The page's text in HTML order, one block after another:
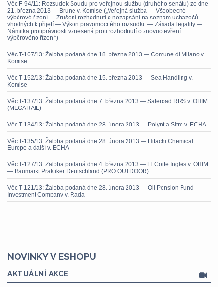
Věc F-94/11: Rozsudek Soudu pro veřejnou službu (druhého senátu) ze dne
21. března 2013 — Brune v. Komise („Veřejná služba — Všeobecné
výběrové řízení — Zrušení rozhodnutí o nezapsání na seznam uchazečů
vhodných k přijetí — Výkon pravomocného rozsudku — Zásada legality —
Námitka protiprávnosti vznesená proti rozhodnutí o znovuotevření
výběrového řízení“)
Věc T-167/13: Žaloba podaná dne 18. března 2013 — Comune di Milano v.
Komise
Věc T-152/13: Žaloba podaná dne 15. března 2013 — Sea Handling v.
Komise
Věc T-137/13: Žaloba podaná dne 7. března 2013 — Saferoad RRS v. OHIM
(MEGARAIL)
Věc T-134/13: Žaloba podaná dne 28. února 2013 — Polynt a Sitre v. ECHA
Věc T-135/13: Žaloba podaná dne 28. února 2013 — Hitachi Chemical
Europe a další v. ECHA
Věc T-127/13: Žaloba podaná dne 4. března 2013 — El Corte Inglés v. OHIM
— Baumarkt Praktiker Deutschland (PRO OUTDOOR)
Věc T-121/13: Žaloba podaná dne 28. února 2013 — Oil Pension Fund
Investment Company v. Rada
NOVINKY V ESHOPU
AKTUÁLNÍ AKCE